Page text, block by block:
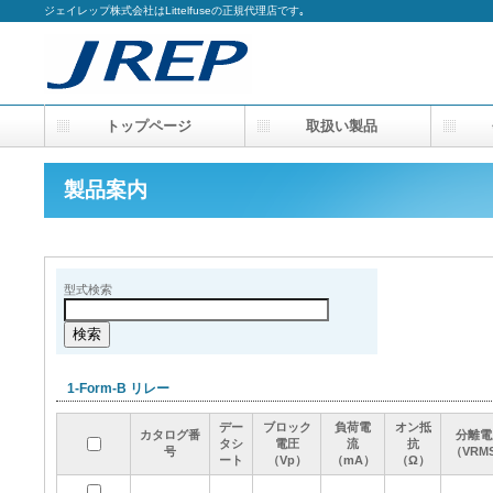
ジェイレップ株式会社はLittelfuseの正規代理店です｡
製品案内
型式検索
1-Form-B リレー
カタログ番
号
デー
タシ
ート
ブロック
電圧
（Vp）
負荷電
流
（mA）
オン抵
抗
（Ω）
分離
（
カタログ番
号
デー
タシ
ート
ブロック
電圧
（Vp）
負荷電
流
（mA）
オン抵
抗
（Ω）
分離
（
カタログ番
号
デー
タシ
ート
ブロック
電圧
（Vp）
負荷電
流
（mA）
オン抵
抗
（Ω）
分離
（
カタログ番
号
デー
タシ
ート
ブロック
電圧
（Vp）
負荷電
流
（mA）
オン抵
抗
（Ω）
分離
（
トップページ 取扱い製品